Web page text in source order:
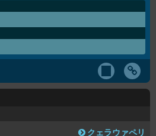
クェラウァペリ